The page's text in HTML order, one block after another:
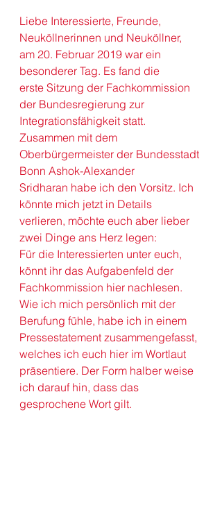
Liebe Interessierte, Freunde,
Neuköllnerinnen und Neuköllner,
am 20. Februar 2019 war ein
besonderer Tag. Es fand die
erste Sitzung der Fachkommission
der Bundesregierung zur
Integrationsfähigkeit statt.
Zusammen mit dem
Oberbürgermeister der Bundesstadt
Bonn Ashok-Alexander
Sridharan habe ich den Vorsitz. Ich
könnte mich jetzt in Details
verlieren, möchte euch aber lieber
zwei Dinge ans Herz legen:
Für die Interessierten unter euch,
könnt ihr das Aufgabenfeld der
Fachkommission hier nachlesen.
Wie ich mich persönlich mit der
Berufung fühle, habe ich in einem
Pressestatement zusammengefasst,
welches ich euch hier im Wortlaut
präsentiere. Der Form halber weise
ich darauf hin, dass das
gesprochene Wort gilt.